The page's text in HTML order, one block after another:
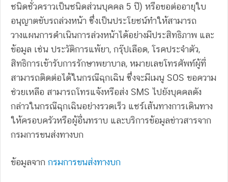
ชนิดชั่วคราวเป็นชนิดส่วนบุคคล 5 ปี) หรือขอต่ออายุใบ
อนุญาตขับรถล่วงหน้า ซึ่งเป็นประโยชน์ทำให้สามารถ
วางแผนการดำเนินการล่วงหน้าได้อย่างมีประสิทธิภาพ และ
ข้อมูล เช่น ประวัติการแพ้ยา, กรุ๊ปเลือด, โรคประจำตัว,
สิทธิการเข้ารับการรักษาพยาบาล, หมายเลขโทรศัพท์ผู้ที่
สามารถติดต่อได้ในกรณีฉุกเฉิน ซึ่งจะมีเมนู SOS ขอความ
ช่วยเหลือ สามารถโทรแจ้งหรือส่ง SMS ไปยังบุคคลดัง
กล่าวในกรณีฉุกเฉินอย่างรวดเร็ว แชร์เส้นทางการเดินทาง
ให้ครอบครัวหรือผู้อื่นทราบ และบริการข้อมูลข่าวสารจาก
กรมการขนส่งทางบก
ข้อมูลจาก กรมการขนส่งทางบก